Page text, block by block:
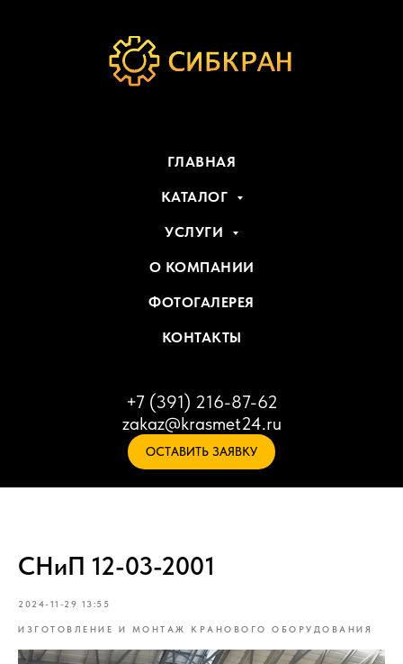
ГЛАВНАЯ
КАТАЛОГ
УСЛУГИ
О КОМПАНИИ
ФОТОГАЛЕРЕЯ
КОНТАКТЫ
+7 (391) 216-87-62
zakaz@krasmet24.ru
ОСТАВИТЬ ЗАЯВКУ
СНиП 12-03-2001
2024-11-29 13:55
ИЗГОТОВЛЕНИЕ И МОНТАЖ КРАНОВОГО ОБОРУДОВАНИЯ